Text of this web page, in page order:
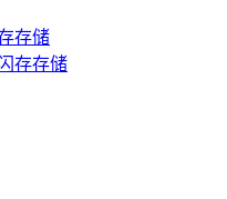
存储
存存储